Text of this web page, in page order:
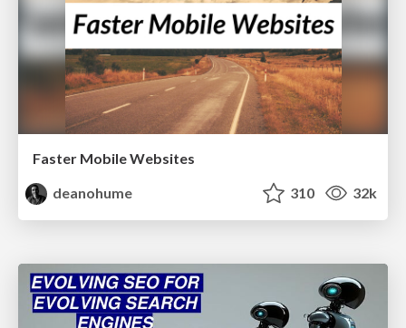
Faster Mobile Websites
deanohume
310 32k